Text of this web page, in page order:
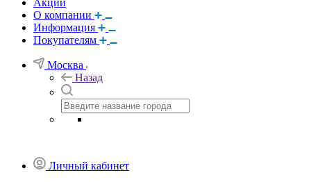
Акции
О компании
Информация
Покупателям
Москва
Назад
Личный кабинет